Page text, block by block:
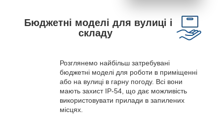
Бюджетні моделі для вулиці і
складу
Розглянемо найбільш затребувані
бюджетні моделі для роботи в приміщенні
або на вулиці в гарну погоду. Всі вони
мають захист IP-54, що дає можливість
використовувати прилади в запилених
місцях.